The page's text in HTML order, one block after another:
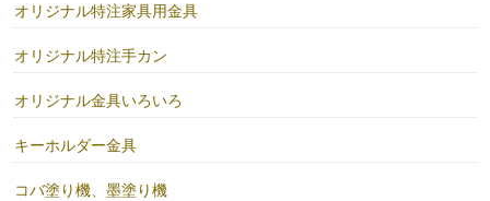
オリジナル特注家具用金具
オリジナル特注手カン
オリジナル金具いろいろ
キーホルダー金具
コバ塗り機、墨塗り機